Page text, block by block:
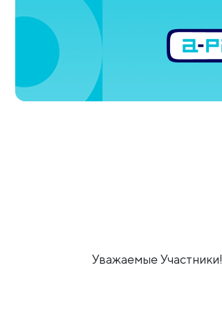
Уважаемые Участники!